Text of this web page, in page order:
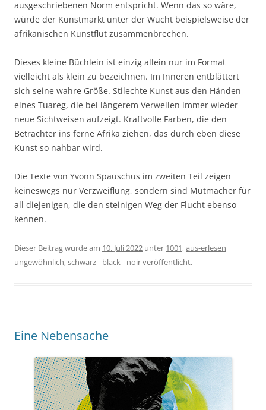
ausgeschriebenen Norm entspricht. Wenn das so wäre,
würde der Kunstmarkt unter der Wucht beispielsweise der
afrikanischen Kunstflut zusammenbrechen.
Dieses kleine Büchlein ist einzig allein nur im Format
vielleicht als klein zu bezeichnen. Im Inneren entblättert
sich seine wahre Größe. Stilechte Kunst aus den Händen
eines Tuareg, die bei längerem Verweilen immer wieder
neue Sichtweisen aufzeigt. Kraftvolle Farben, die den
Betrachter ins ferne Afrika ziehen, das durch eben diese
Kunst so nahbar wird.
Die Texte von Yvonn Spauschus im zweiten Teil zeigen
keineswegs nur Verzweiflung, sondern sind Mutmacher für
all diejenigen, die den steinigen Weg der Flucht ebenso
kennen.
Dieser Beitrag wurde am 10. Juli 2022 unter 1001,aus-erlesen
ungewöhnlich,schwarz - black - noirveröffentlicht.
Eine Nebensache